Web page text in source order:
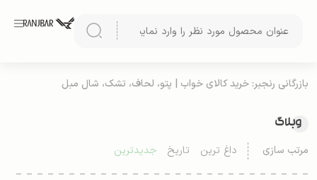
بازرگانی رنجبر: خرید کالای خواب | پتو، لحاف، تشک، شال مبل
وبلاگ
مرتب سازی داغ ترین تاریخ جدیدترین